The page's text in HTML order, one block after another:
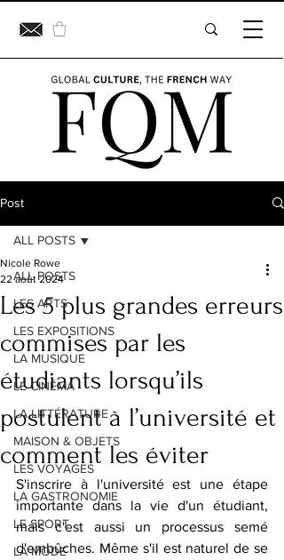
Post
ALL POSTS
LES ARTS
LES EXPOSITIONS
LA MUSIQUE
LE CINÉMA
LA LITTÉRATURE
MAISON & OBJETS
LES VOYAGES
LA GASTRONOMIE
LE SPORT
LA MODE
ALL POSTS
Les 5 plus grandes erreurs
commises par les
étudiants lorsqu’ils
postulent à l’université et
comment les éviter
Nicole Rowe
22 août 2024
S'inscrire à l'université est une étape
importante dans la vie d'un étudiant,
mais c'est aussi un processus semé
d'embûches. Même s'il est naturel de se